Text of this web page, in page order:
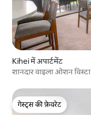
Kihei में अपार्टमेंट
शानदार वाइला ओशन विस्टा
गेस्ट्स की फ़ेवरेट
गेस्ट्स की फ़ेवरेट